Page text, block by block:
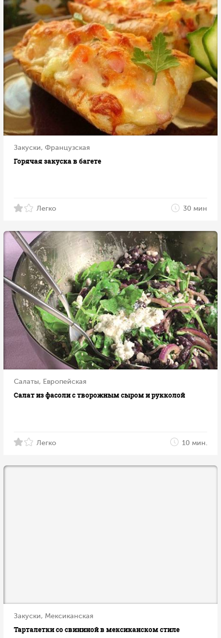
Закуски, Французская
Горячая закуска в багете
Легко 30 мин
Салаты, Европейская
Салат из фасоли с творожным сыром и рукколой
Легко 10 мин.
Закуски, Мексиканская
Тарталетки со свининой в мексиканском стиле